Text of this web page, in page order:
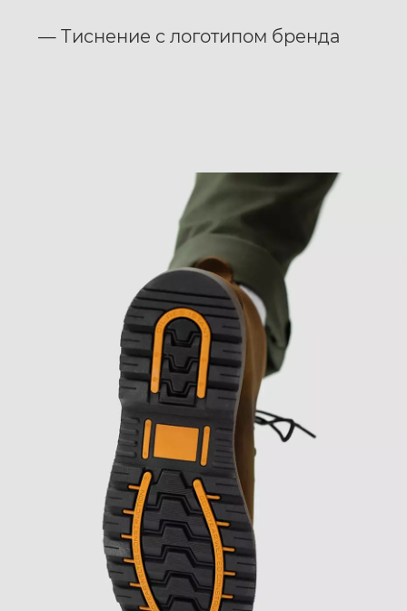
­— Тиснение с логотипом бренда